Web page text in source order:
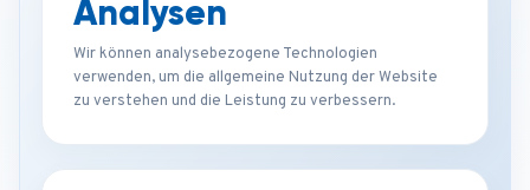
Analysen
Wir können analysebezogene Technologien
verwenden, um die allgemeine Nutzung der Website
zu verstehen und die Leistung zu verbessern.